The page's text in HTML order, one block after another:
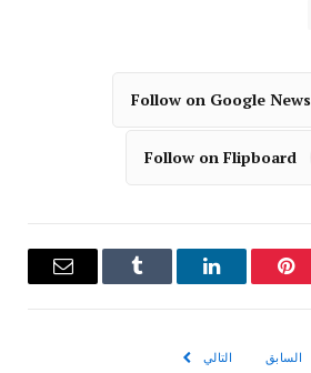
Follow on Google News
Follow on Flipboard
بينتيريستلينكدإن Tumblr
البريد
السابق التالي